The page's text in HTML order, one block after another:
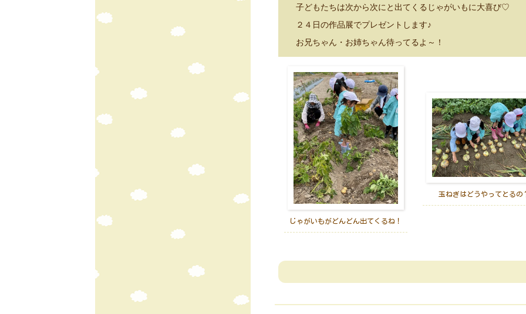
子どもたちは次から次にと出てくるじゃがいもに大喜び♡
２４日の作品展でプレゼントします♪
お兄ちゃん・お姉ちゃん待ってるよ～！
じゃがいもがどんどん出てくるね！
玉ねぎはどうやってとるの